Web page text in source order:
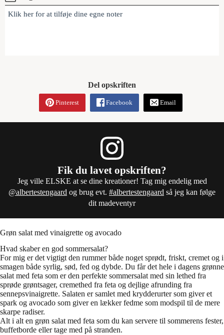
Klik her for at tilføje dine egne noter
Del opskriften
Pinterest Facebook Email
Fik du lavet opskriften?
Jeg ville ELSKE at se dine kreationer! Tag mig endelig med
@albertestengaard og brug evt. #albertestengaard så jeg kan følge
dit madeventyr
Grøn salat med vinaigrette og avocado
Hvad skaber en god sommersalat?
For mig er det vigtigt den rummer både noget sprødt, friskt, cremet og i
smagen både syrlig, sød, fed og dybde. Du får det hele i dagens grønne
salat med feta som er den perfekte sommersalat med sin lethed fra
sprøde grøntsager, cremethed fra feta og dejlige afrunding fra
sennepsvinaigrette. Salaten er samlet med krydderurter som giver et
spark og avocado som giver en lækker fedme som modspil til de mere
skarpe radiser.
Alt i alt en grøn salat med feta som du kan servere til sommerens fester,
buffetborde eller tage med på stranden.